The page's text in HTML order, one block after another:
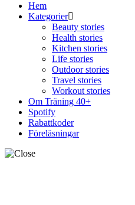
Hem
Kategorier
Beauty stories
Health stories
Kitchen stories
Life stories
Outdoor stories
Travel stories
Workout stories
Om Träning 40+
Spotify
Rabattkoder
Föreläsningar